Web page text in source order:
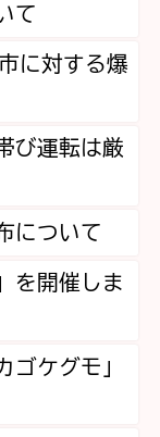
て
に対する爆
び運転は厳
について
を開催しま
ゴケグモ」